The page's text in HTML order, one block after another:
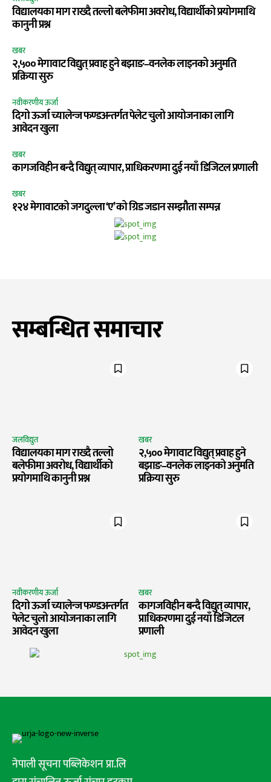
विद्यालयका माग राख्दै तल्लो बलेफीमा अवरोध, विद्यार्थीको प्रयोगमाथि
कानुनी प्रश्न
खबर
२,५०० मेगावाट विद्युत् प्रवाह हुने बझाङ–वनलेक लाइनको अनुमति
प्रक्रिया सुरु
नवीकरणीय ऊर्जा
दिगो ऊर्जा च्यालेन्ज फण्डअन्तर्गत पेलेट चुलो आयोजनाका लागि
आवेदन खुला
खबर
कागजविहीन बन्दै विद्युत् व्यापार, प्राधिकरणमा दुई नयाँ डिजिटल प्रणाली
खबर
१२४ मेगावाटको जगदुल्ला ‘ए’ को ग्रिड जडान सम्झौता सम्पन्न
सम्बन्धित समाचार
जलविद्युत
विद्यालयका माग राख्दै तल्लो
बलेफीमा अवरोध, विद्यार्थीको
प्रयोगमाथि कानुनी प्रश्न
खबर
२,५०० मेगावाट विद्युत् प्रवाह हुने
बझाङ–वनलेक लाइनको अनुमति
प्रक्रिया सुरु
नवीकरणीय ऊर्जा
दिगो ऊर्जा च्यालेन्ज फण्डअन्तर्गत
पेलेट चुलो आयोजनाका लागि
आवेदन खुला
खबर
कागजविहीन बन्दै विद्युत् व्यापार,
प्राधिकरणमा दुई नयाँ डिजिटल
प्रणाली
नेपाली सूचना पब्लिकेशन प्रा.लि